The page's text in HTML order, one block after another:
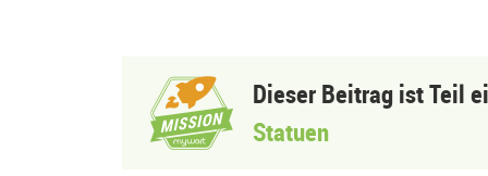
Dieser Beitrag ist Teil
Statuen